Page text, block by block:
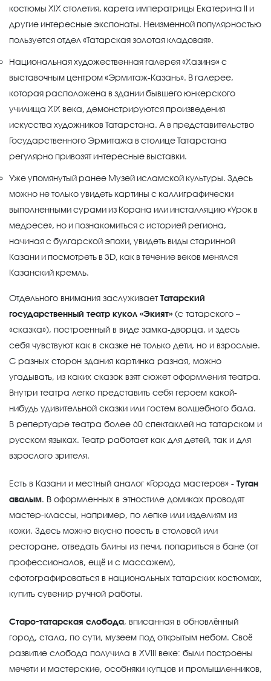
костюмы XIX столетия, карета императрицы Екатерина II и
другие интересные экспонаты. Неизменной популярностью
пользуется отдел «Татарская золотая кладовая».
Национальная художественная галерея «Хазинэ» с
выставочным центром «Эрмитаж-Казань». В галерее,
которая расположена в здании бывшего юнкерского
училища XIX века, демонстрируются произведения
искусства художников Татарстана. А в представительство
Государственного Эрмитажа в столице Татарстана
регулярно привозят интересные выставки.
Уже упомянутый ранее Музей исламской культуры. Здесь
можно не только увидеть картины с каллиграфически
выполненными сурами из Корана или инсталляцию «Урок в
медресе», но и познакомиться с историей региона,
начиная с булгарской эпохи, увидеть виды старинной
Казани и посмотреть в 3D, как в течение веков менялся
Казанский кремль.
Отдельного внимания заслуживаетТатарский
государственный театр кукол «Экият» (с татарского –
«сказка»), построенный в виде замка-дворца, и здесь
себя чувствуют как в сказке не только дети, но и взрослые.
С разных сторон здания картинка разная, можно
угадывать, из каких сказок взят сюжет оформления театра.
Внутри театра легко представить себя героем какой-
нибудь удивительной сказки или гостем волшебного бала.
В репертуаре театра более 60 спектаклей на татарском и
русском языках. Театр работает как для детей, так и для
взрослого зрителя.
Есть в Казани и местный аналог «Города мастеров» - Туган
авалым. В оформленных в этностиле домиках проводят
мастер-классы, например, по лепке или изделиям из
кожи. Здесь можно вкусно поесть в столовой или
ресторане, отведать блины из печи, попариться в бане (от
профессионалов, ещё и с массажем),
сфотографироваться в национальных татарских костюмах,
купить сувенир ручной работы.
Старо-татарская слобода, вписанная в обновлённый
город, стала, по сути, музеем под открытым небом. Своё
развитие слобода получила в XVIII веке: были построены
мечети и мастерские, особняки купцов и промышленников,